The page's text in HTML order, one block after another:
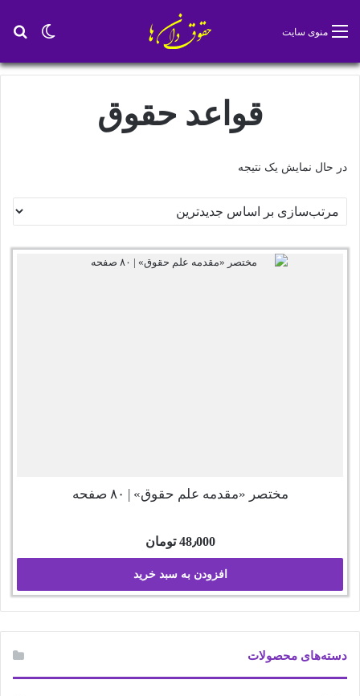
تغییر منوی سایت
قواعد حقوق
در حال نمایش یک نتیجه
مختصر «مقدمه علم حقوق» | ۸۰ صفحه
48٫000 تومان
افزودن به سبد خرید
دسته‌های محصولات